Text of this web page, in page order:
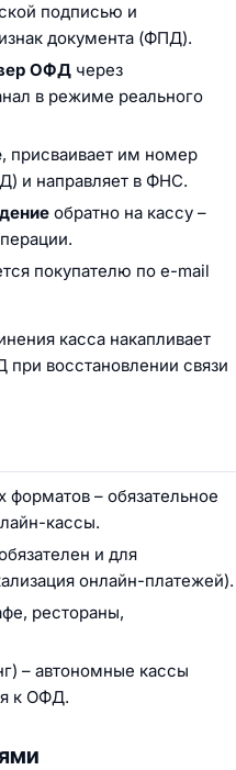
подписью и
документа (ФПД).
ОФД через
в режиме реального
, присваивает им номер
и направляет в ФНС.
обратно на кассу –
покупателю по e-mail
касса накапливает
восстановлении связи
форматов – обязательное
кассы.
и для
онлайн-платежей).
рестораны,
– автономные кассы
к ОФД.